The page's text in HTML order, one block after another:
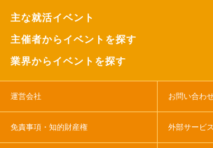
主な就活イベント
主催者からイベントを探す
業界からイベントを探す
運営会社 お問い合わ
免責事項・知的財産権 外部サービ